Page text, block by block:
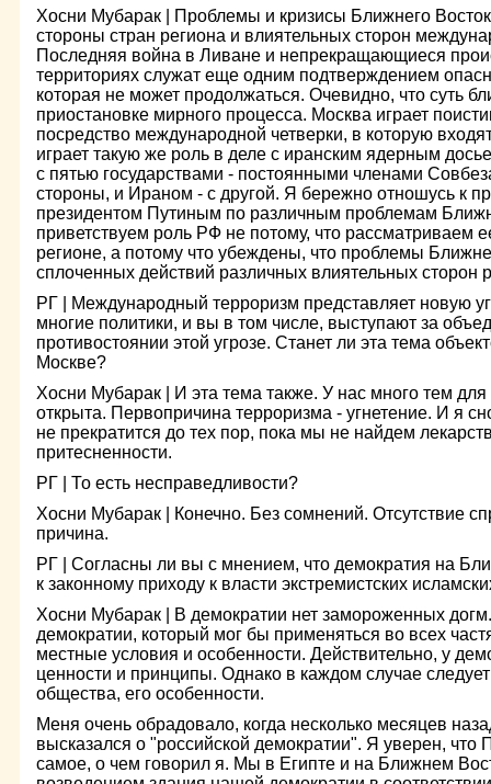
Хосни Мубарак | Проблемы и кризисы Ближнего
стороны стран региона и влиятельных сторон
Последняя война в Ливане и непрекращающиеся
территориях служат еще одним подтверждением
которая не может продолжаться. Очевидно, что суть
приостановке мирного процесса. Москва играет
посредство международной четверки, в которую
играет такую же роль в деле с иранским ядерным
с пятью государствами - постоянными членами
стороны, и Ираном - с другой. Я бережно отношусь к
президентом Путиным по различным проблемам
приветствуем роль РФ не потому, что рассматриваем
регионе, а потому что убеждены, что проблемы
сплоченных действий различных влиятельных сторон
РГ | Международный терроризм представляет новую
многие политики, и вы в том числе, выступают за
противостоянии этой угрозе. Станет ли эта тема
Москве?
Хосни Мубарак | И эта тема также. У нас много тем
открыта. Первопричина терроризма - угнетение. И я
не прекратится до тех пор, пока мы не найдем
притесненности.
РГ | То есть несправедливости?
Хосни Мубарак | Конечно. Без сомнений. Отсутствие
причина.
РГ | Согласны ли вы с мнением, что демократия на
к законному приходу к власти экстремистских
Хосни Мубарак | В демократии нет замороженных
демократии, который мог бы применяться во всех
местные условия и особенности. Действительно, у
ценности и принципы. Однако в каждом случае
общества, его особенности.
Меня очень обрадовало, когда несколько месяцев
высказался о "российской демократии". Я уверен, что
самое, о чем говорил я. Мы в Египте и на Ближнем